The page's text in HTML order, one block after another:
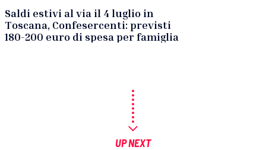
Saldi estivi al via il 4 luglio in
Toscana, Confesercenti: previsti
180-200 euro di spesa per famiglia
UP NEXT